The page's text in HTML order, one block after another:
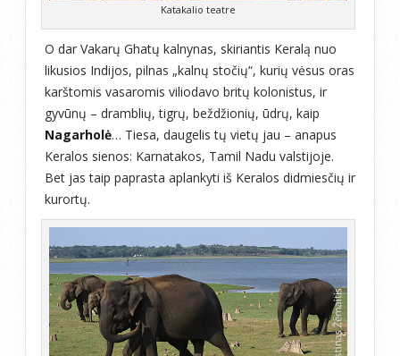
Katakalio teatre
O dar Vakarų Ghatų kalnynas, skiriantis Keralą nuo
likusios Indijos, pilnas „kalnų stočių“, kurių vėsus oras
karštomis vasaromis viliodavo britų kolonistus, ir
gyvūnų – dramblių, tigrų, beždžionių, ūdrų, kaip
Nagarholė… Tiesa, daugelis tų vietų jau – anapus
Keralos sienos: Karnatakos, Tamil Nadu valstijoje.
Bet jas taip paprasta aplankyti iš Keralos didmiesčių ir
kurortų.